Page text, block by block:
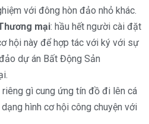
với đông hòn đảo nhỏ khác.
mại: hầu hết người cài đặt
hội này để hợp tác với ký với sự
dự án Bất Động Sản
gì cung ứng tín đồ đi lên cá
hình cơ hội công chuyện với